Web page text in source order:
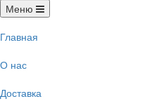
Меню
Главная
О нас
Доставка